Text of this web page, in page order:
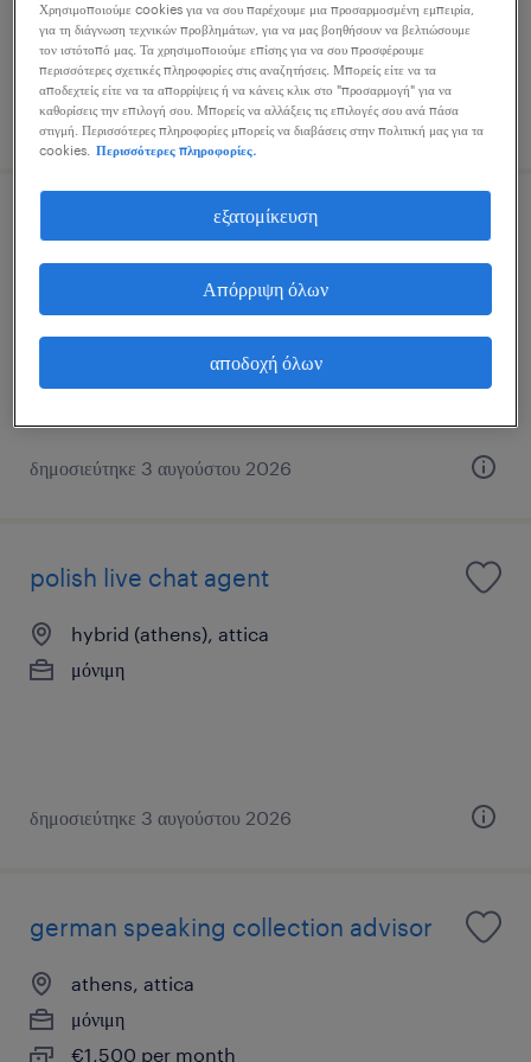
μόνιμη
δημοσιεύτηκε 3 αυγούστου 2026
dutch speaking collection advisor
(part-time)
hybrid (athens), attica
€700 - €800 per month
δημοσιεύτηκε 3 αυγούστου 2026
polish live chat agent
hybrid (athens), attica
μόνιμη
δημοσιεύτηκε 3 αυγούστου 2026
german speaking collection advisor
athens, attica
μόνιμη
€1,500 per month
Χρησιμοποιούμε cookies για να σου παρέχουμε μια προσαρμοσμένη εμπειρία,
για τη διάγνωση τεχνικών προβλημάτων, για να μας βοηθήσουν να βελτιώσουμε
τον ιστότοπό μας. Τα χρησιμοποιούμε επίσης για να σου προσφέρουμε
περισσότερες σχετικές πληροφορίες στις αναζητήσεις. Μπορείς είτε να τα
αποδεχτείς είτε να τα απορρίψεις ή να κάνεις κλικ στο "προσαρμογή" για να
καθορίσεις την επιλογή σου. Μπορείς να αλλάξεις τις επιλογές σου ανά πάσα
στιγμή. Περισσότερες πληροφορίες μπορείς να διαβάσεις στην πολιτική μας για τα
cookies.
Περισσότερες πληροφορίες.
εξατομίκευση
Απόρριψη όλων
αποδοχή όλων